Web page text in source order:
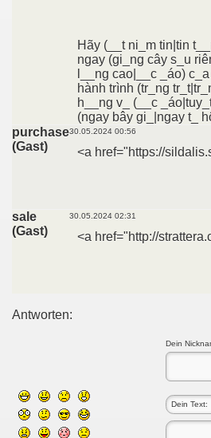
Hãy (__t ni_m tin|tin
ngay (gi_ng cây s_u
l__ng cao|__c _áo)
hành trình (tr_ng
h__ng v_ (__c
(ngay bây gi_|ngay t_
purchase
(Gast)
30.05.2024 00:56
<a href="https://
sale
(Gast)
30.05.2024 02:31
<a href="http://
Antworten:
Dein